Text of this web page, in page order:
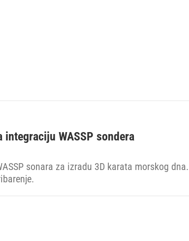
integraciju WASSP sondera
sonara za izradu 3D karata morskog dna.